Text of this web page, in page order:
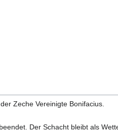
Zeche Vereinigte Bonifacius.
Der Schacht bleibt als